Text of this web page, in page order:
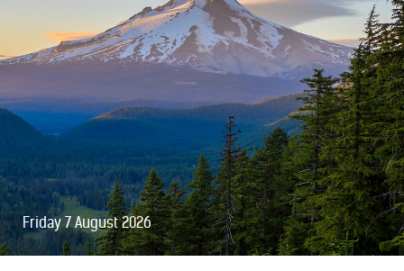
Friday 7 August 2026